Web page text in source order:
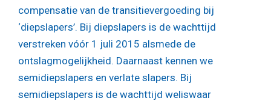
compensatie van de transitievergoeding bij
‘diepslapers’. Bij diepslapers is de wachttijd
verstreken vóór 1 juli 2015 alsmede de
ontslagmogelijkheid. Daarnaast kennen we
semidiepslapers en verlate slapers. Bij
semidiepslapers is de wachttijd weliswaar